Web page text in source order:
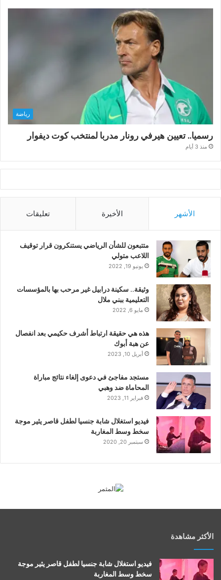
رياضة
رسميا.. تعيين هيرفي رونار مدربا لمنتخب كوت ديفوار
منذ 3 أيام
الأشهر الأخيرة تعليقات
متتبعون للشأن الرياضي يستنكرون قرار توقيف
اللاعب متولي
يونيو 19, 2022
وثيقة.. سكينة درابيل غير مرحب بها بالمؤسسات
التعليمية ببني ملال
مايو 6, 2022
هذه هي حقيقة ارتباط أشرف حكيمي بعد انفصال
عن هبة أبوك
أبريل 10, 2023
مستجد مفاجئ في دعوى إلغاء نتائج مباراة
المحاماة ضد وهبي
فبراير 11, 2023
فيديو استغلال شابة جنسيا لطفل قاصر يثير موجة
سخط وسط المغاربة
سبتمبر 20, 2020
الأكثر مشاهدة
فيديو استغلال شابة جنسيا لطفل قاصر يثير موجة
سخط وسط المغاربة